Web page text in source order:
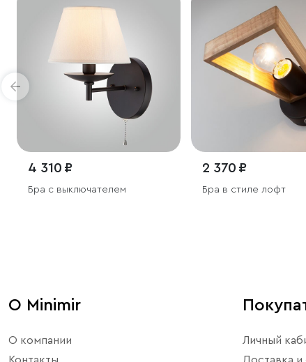
4 310 ₽
Бра с выключателем
2 370 ₽
Бра в стиле лофт
О Minimir
О компании
Контакты
Личный
Доставка и